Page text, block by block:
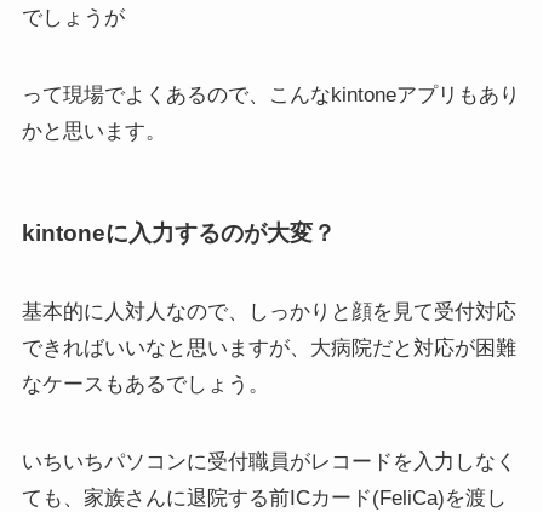
でしょうが
って現場でよくあるので、こんなkintoneアプリもあり
かと思います。
kintoneに入力するのが大変？
基本的に人対人なので、しっかりと顔を見て受付対応
できればいいなと思いますが、大病院だと対応が困難
なケースもあるでしょう。
いちいちパソコンに受付職員がレコードを入力しなく
ても、家族さんに退院する前ICカード(FeliCa)を渡し